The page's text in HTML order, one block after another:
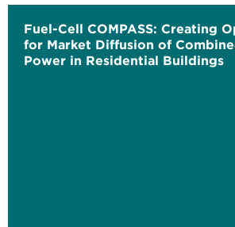
Fuel-Cell COMPASS: Creating
for Market Diffusion of
Power in Residential Buildings